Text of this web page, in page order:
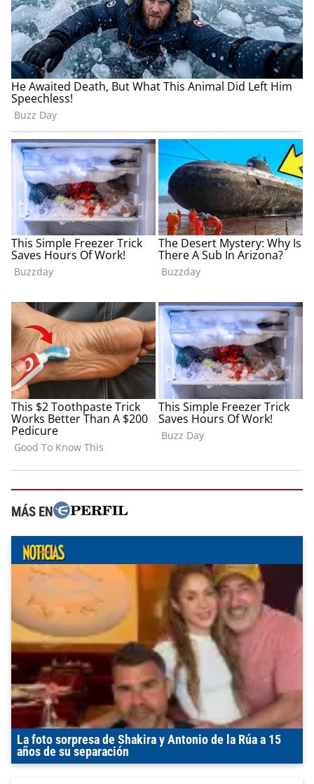
MÁS EN
La foto sorpresa de Shakira y Antonio de la Rúa a 15
años de su separación